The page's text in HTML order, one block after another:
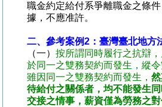
職金約定給付系爭離職金之條
據，不應准許。
二、參考案例2：臺灣臺北地方
（一） 按所謂同時履行之抗辯
於同一之雙務契約而發生，縱
雖因同一之雙務契約而發生，
待給付之關係者，均不能發生
交接之情事，薪資僅為勞務之